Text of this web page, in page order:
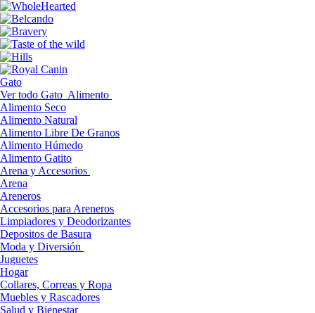
Gato
Ver todo Gato Alimento
Alimento Seco
Alimento Natural
Alimento Libre De Granos
Alimento Húmedo
Alimento Gatito
Arena y Accesorios
Arena
Areneros
Accesorios para Areneros
Limpiadores y Deodorizantes
Depositos de Basura
Moda y Diversión
Juguetes
Hogar
Collares, Correas y Ropa
Muebles y Rascadores
Salud y Bienestar